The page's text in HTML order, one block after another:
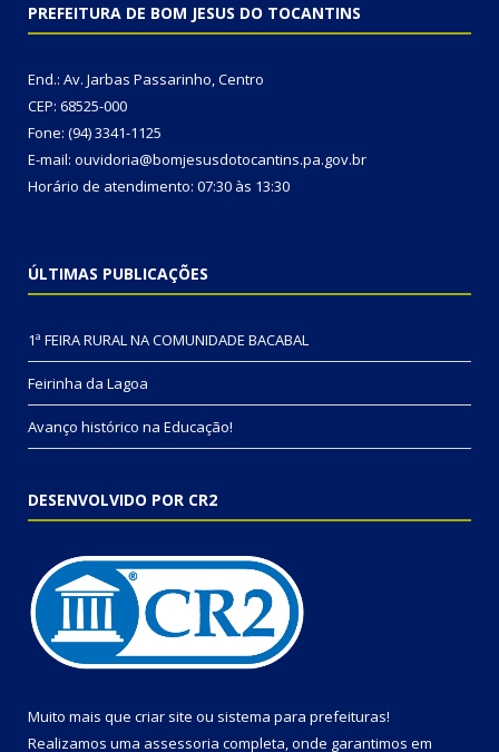
PREFEITURA DE BOM JESUS DO TOCANTINS
End.: Av. Jarbas Passarinho, Centro
CEP: 68525-000
Fone: (94) 3341-1125
E-mail: ouvidoria@bomjesusdotocantins.pa.gov.br
Horário de atendimento: 07:30 às 13:30
ÚLTIMAS PUBLICAÇÕES
1ª FEIRA RURAL NA COMUNIDADE BACABAL
Feirinha da Lagoa
Avanço histórico na Educação!
DESENVOLVIDO POR CR2
Muito mais que criar site ou sistema para prefeituras!
Realizamos uma assessoria completa, onde garantimos em